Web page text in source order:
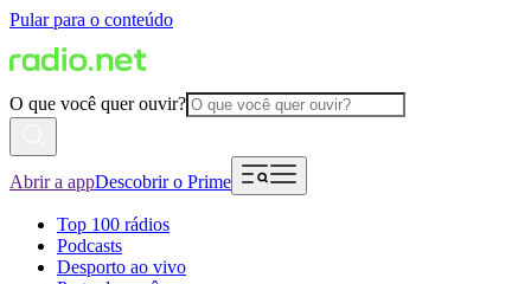
Pular para o conteúdo
O que você quer ouvir?
Abrir a appDescobrir o Prime
Top 100 rádios
Podcasts
Desporto ao vivo